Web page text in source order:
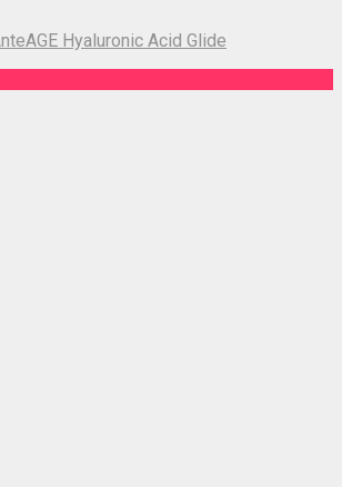
Hyaluronic Acid Glide